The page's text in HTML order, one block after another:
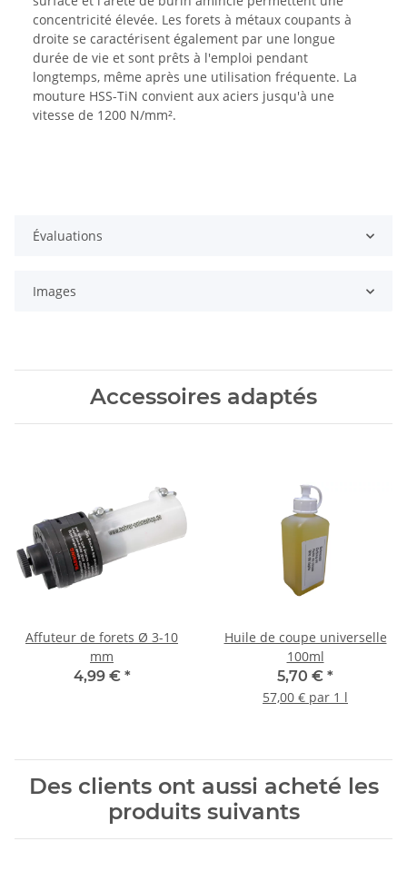
concentricité élevée. Les forets à métaux coupants à
droite se caractérisent également par une longue
durée de vie et sont prêts à l'emploi pendant
longtemps, même après une utilisation fréquente. La
mouture HSS-TiN convient aux aciers jusqu'à une
vitesse de 1200 N/mm².
Évaluations
Images
Accessoires adaptés
Affuteur de forets Ø 3-10
mm
4,99 € *
Huile de coupe universelle
100ml
5,70 € *
57,00 € par 1 l
Des clients ont aussi acheté les
produits suivants